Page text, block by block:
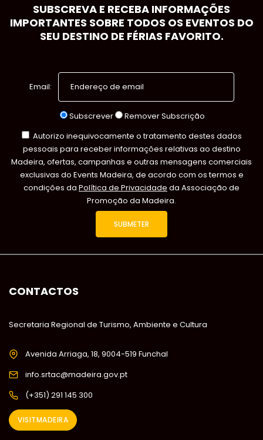
SUBSCREVA E RECEBA INFORMAÇÕES
IMPORTANTES SOBRE TODOS OS EVENTOS DO
SEU DESTINO DE FÉRIAS FAVORITO.
Email:
Subscrever
Remover Subscrição
Autorizo inequivocamente o tratamento destes dados
pessoais para receber informações relativas ao destino
Madeira, ofertas, campanhas e outras mensagens comerciais
exclusivas do Events Madeira, de acordo com os termos e
condições da Política de Privacidade da Associação de
Promoção da Madeira.
CONTACTOS
Secretaria Regional de Turismo, Ambiente e Cultura
Avenida Arriaga, 18, 9004-519 Funchal
info.srtac@madeira.gov.pt
(+351) 291 145 300
VISITMADEIRA